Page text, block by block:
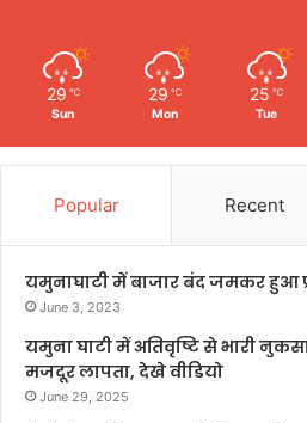
29 ℃
Sun
29 ℃
Mon
25 ℃
Tue
Popular Recent
यमुनाघाटी में बाजार बंद जमकर हुआ
June 3, 2023
यमुना घाटी में अतिवृष्टि से भारी
मजदूर लापता, देखे वीडियो
June 29, 2025